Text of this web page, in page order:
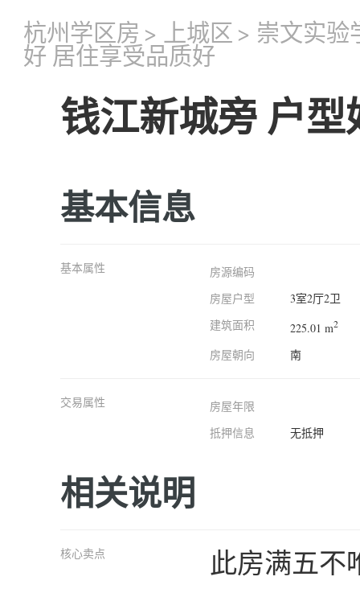
杭州学区房 > 上城区 > 崇文实验
好 居住享受品质好
钱江新城旁 户
基本信息
基本属性
房源编码
房屋户型
3室2厅2卫
建筑面积
225.01 m2
房屋朝向 南
交易属性
房屋年限
抵押信息
无抵押
相关说明
核心卖点 此房满五不